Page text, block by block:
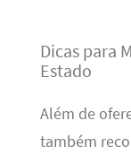
Dicas para
Estado
Além de
também